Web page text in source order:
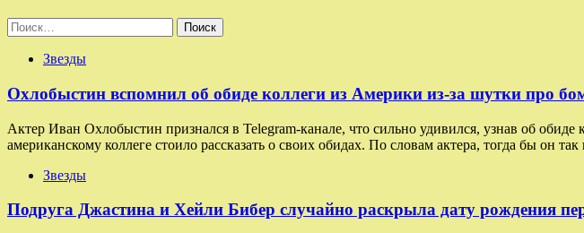
Найти:
Звезды
Охлобыстин вспомнил об обиде коллеги из Америки из-за шутки про
Актер Иван Охлобыстин признался в Telegram-канале, что сильно удивился, узнав об
американскому коллеге стоило рассказать о своих обидах. По словам актера, тогда бы
Звезды
Подруга Джастина и Хейли Бибер случайно раскрыла дату рождения